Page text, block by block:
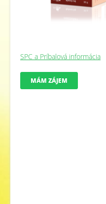
SPC a Príbalová informácia
MÁM ZÁJEM